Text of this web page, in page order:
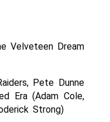
Velveteen Dream
Pete Dunne
Era (Adam Cole,
Strong)